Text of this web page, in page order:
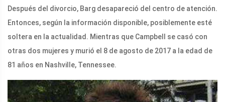
Después del divorcio, Barg desapareció del centro de atención.
Entonces, según la información disponible, posiblemente esté
soltera en la actualidad. Mientras que Campbell se casó con
otras dos mujeres y murió el 8 de agosto de 2017 a la edad de
81 años en Nashville, Tennessee.